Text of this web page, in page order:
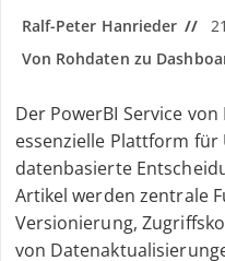
Ralf-Peter Hanrieder
Von Rohdaten zu
Der PowerBI Service
essenzielle Plattform
datenbasierte
Artikel werden zentrale
Versionierung,
von